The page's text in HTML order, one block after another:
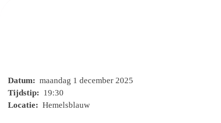
Datum: maandag 1 december 2025
Tijdstip: 19:30
Locatie: Hemelsblauw